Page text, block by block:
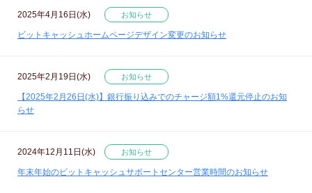
2025年4月16日(水) お知らせ
ビットキャッシュホームページデザイン変更のお知らせ
2025年2月19日(水) お知らせ
【2025年2月26日(水)】銀行振り込みでのチャージ額1%還元停止のお知
らせ
2024年12月11日(水) お知らせ
年末年始のビットキャッシュサポートセンター営業時間のお知らせ